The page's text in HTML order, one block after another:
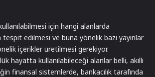
için hangi alanlarda
tespit edilmesi ve buna yönelik bazı yayınlar
içerikler üretilmesi gerekiyor.
hayatta kullanılabileceği alanlar belli, akıllı
finansal sistemlerde, bankacılık tarafında